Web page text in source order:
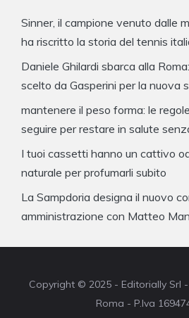
Sinner, il campione venuto dalle
ha riscritto la storia del tennis
Daniele Ghilardi sbarca alla
scelto da Gasperini per la nuova
mantenere il peso forma: le
seguire per restare in salute
I tuoi cassetti hanno un cattivo
naturale per profumarli subito
La Sampdoria designa il nuovo
amministrazione con Matteo
Copyright © 2025 - Editorially Srl
Roma - P.Iva